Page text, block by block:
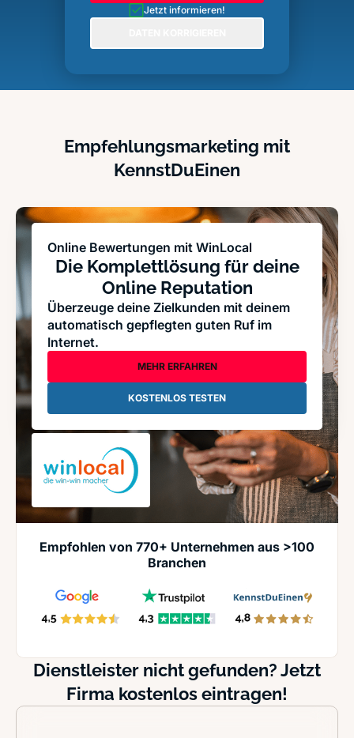
Jetzt informieren!
Empfehlungsmarketing mit
KennstDuEinen
Online Bewertungen mit WinLocal
Die Komplettlösung für deine
Online Reputation
Überzeuge deine Zielkunden mit deinem
automatisch gepflegten guten Ruf im
Internet.
MEHR ERFAHREN
KOSTENLOS TESTEN
Empfohlen von 770+ Unternehmen aus >100
Branchen
Dienstleister nicht gefunden? Jetzt
Firma kostenlos eintragen!